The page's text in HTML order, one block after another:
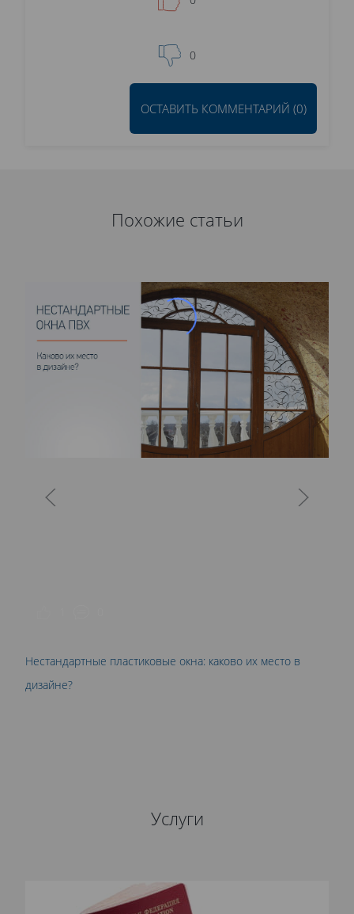
0
ОСТАВИТЬ КОММЕНТАРИЙ (0)
Похожие статьи
Нестандартные пластиковые окна: каково их место в
дизайне?
Услуги